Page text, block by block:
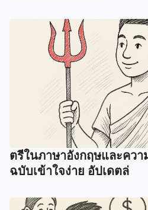
ตรีในภาษาอังกฤษและคว
ฉบับเข้าใจง่าย อัปเดตล่